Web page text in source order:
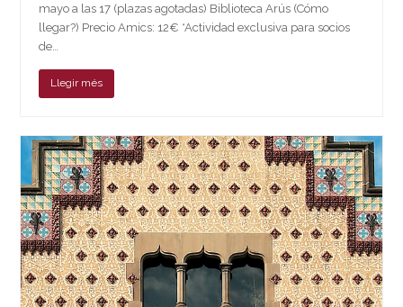
mayo a las 17 (plazas agotadas) Biblioteca Arús (Cómo
llegar?) Precio Amics: 12€ *Actividad exclusiva para socios
de…
Llegir més